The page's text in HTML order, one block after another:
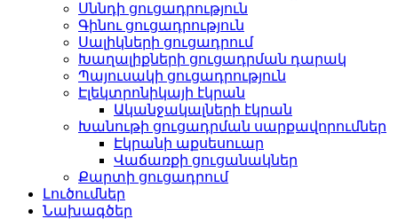
Սննդի ցուցադրություն
Գինու ցուցադրություն
Սալիկների ցուցադրում
Խաղալիքների ցուցադրման դարակ
Պայուսակի ցուցադրություն
Էլեկտրոնիկայի էկրան
Ականջակալների էկրան
Խանութի ցուցադրման սարքավորումներ
Էկրանի աքսեսուար
Վաճառքի ցուցանակներ
Քարտի ցուցադրում
Լուծումներ
Նախագծեր